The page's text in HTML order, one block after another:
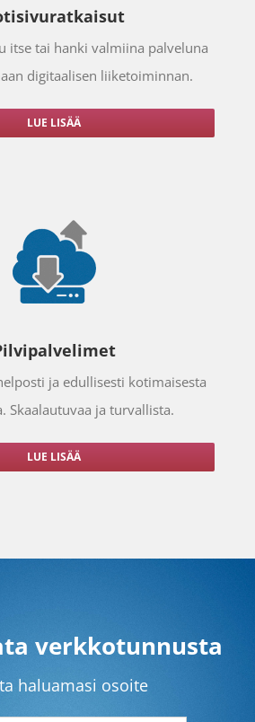
itse tai hanki valmiina palveluna
digitaalisen liiketoiminnan.
LUE LISÄÄ
ja edullisesti kotimaisesta
Skaalautuvaa ja turvallista.
LUE LISÄÄ
verkkotunnusta
haluamasi osoite